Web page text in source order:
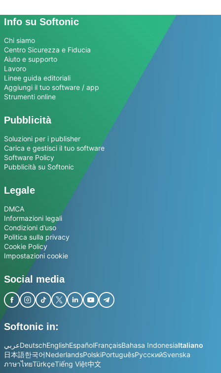
Info su Softonic
Chi siamo
Centro Sicurezza e Fiducia
Aiuto e supporto
Lavoro
Linee guida editoriali
Aggiungi il tuo software / app
Strumenti online
Pubblicità
Soluzioni per i publisher
Carica e gestisci il tuo software
Software Policy
Pubblicità su Softonic
Legale
DMCA
Informazioni legali
Condizioni d’uso
Politica sulla privacy
Cookie Policy
Impostazioni cookie
Social media
Softonic in:
عربيDeutschEnglishEspañolFrançaisBahasa IndonesiaItaliano
日本語한국어NederlandsPolskiPortuguêsРусскийSvenska
ภาษาไทยTürkçeTiếng Việt中文